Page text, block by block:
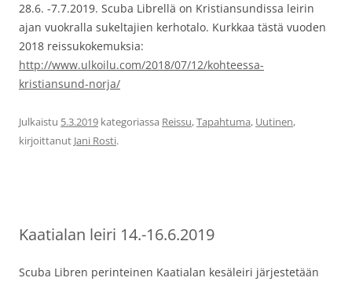
28.6. -7.7.2019. Scuba Librellä on Kristiansundissa leirin
ajan vuokralla sukeltajien kerhotalo. Kurkkaa tästä vuoden
2018 reissukokemuksia:
http://www.ulkoilu.com/2018/07/12/kohteessa-
kristiansund-norja/
Julkaistu 5.3.2019 kategoriassa Reissu,Tapahtuma, Uutinen,
kirjoittanut Jani Rosti.
Kaatialan leiri 14.-16.6.2019
Scuba Libren perinteinen Kaatialan kesäleiri järjestetään